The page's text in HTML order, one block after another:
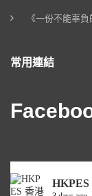
《一份不能辜負
常用連結
HKPES